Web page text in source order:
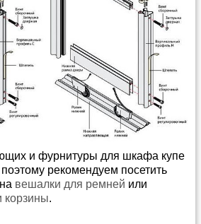
и фурнитуры для шкафа купе
рекомендуем посетить
вешалки для ремней или
корзины.